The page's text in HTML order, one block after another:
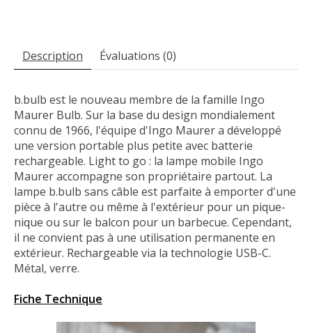
Description Évaluations (0)
b.bulb est le nouveau membre de la famille Ingo
Maurer Bulb. Sur la base du design mondialement
connu de 1966, l'équipe d'Ingo Maurer a développé
une version portable plus petite avec batterie
rechargeable. Light to go : la lampe mobile Ingo
Maurer accompagne son propriétaire partout. La
lampe b.bulb sans câble est parfaite à emporter d'une
pièce à l'autre ou même à l'extérieur pour un pique-
nique ou sur le balcon pour un barbecue. Cependant,
il ne convient pas à une utilisation permanente en
extérieur. Rechargeable via la technologie USB-C.
Métal, verre.
Fiche Technique